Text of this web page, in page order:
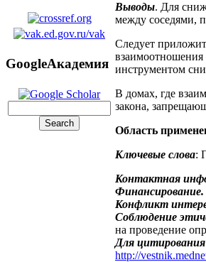
GoogleАкадемия
Выводы. Для
между соседями,
Следует
взаимоотношения
инструментом
В домах, где
закона,
Область
Ключевые слова:
Контактная
Финансирование.
Конфликт
Соблюдение
на проведение
Для цитирования
http://